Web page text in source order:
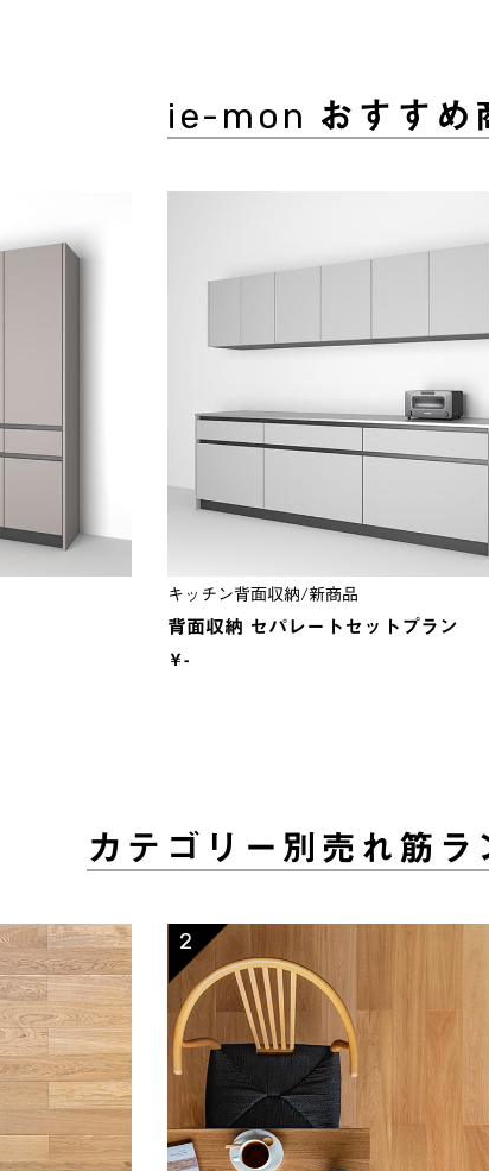
ie-mon おすすめ
キッチン背面収納/新商品
背面収納 セパレートセットプラン
￥-
カテゴリー別売れ筋ラ
2